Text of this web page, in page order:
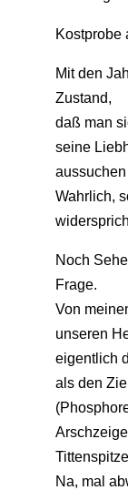
Kostprobe
Mit den
Zustand,
daß man
seine
Wahrlich,
Noch
Frage.
Von
unseren
eigentlich
als den
Na, mal